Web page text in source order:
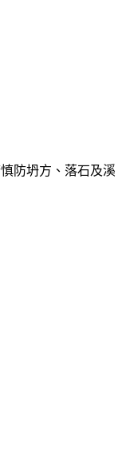
防坍方、落石及溪